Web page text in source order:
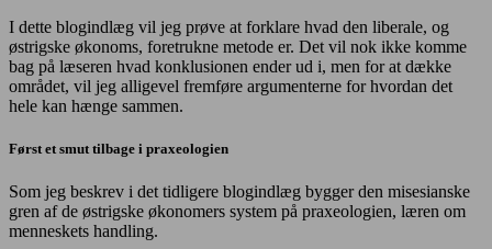
I dette blogindlæg vil jeg prøve at forklare hvad den liberale, og
østrigske økonoms, foretrukne metode er. Det vil nok ikke komme
bag på læseren hvad konklusionen ender ud i, men for at dække
området, vil jeg alligevel fremføre argumenterne for hvordan det
hele kan hænge sammen.
Først et smut tilbage i praxeologien
Som jeg beskrev i det tidligere blogindlæg bygger den misesianske
gren af de østrigske økonomers system på praxeologien, læren om
menneskets handling.